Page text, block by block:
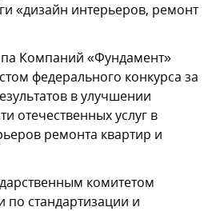
«дизайн интерьеров, ремонт
Компаний «Фундамент»
федерального конкурса за
в улучшении
отечественных услуг в
ремонта квартир и
комитетом
по стандартизации и